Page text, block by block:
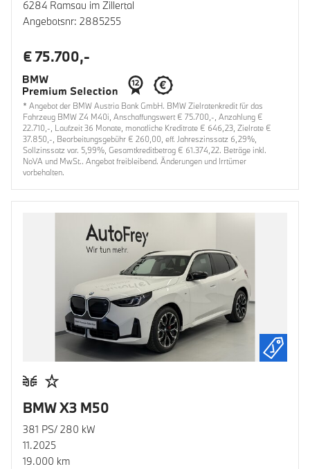
6284 Ramsau im Zillertal
Angebotsnr: 2885255
€ 75.700,-
* Angebot der BMW Austria Bank GmbH. BMW Zielratenkredit für das
Fahrzeug BMW Z4 M40i, Anschaffungswert € 75.700,-, Anzahlung €
22.710,-, Laufzeit 36 Monate, monatliche Kreditrate € 646,23, Zielrate €
37.850,-, Bearbeitungsgebühr € 260,00, eff. Jahreszinssatz 6,29%,
Sollzinssatz var. 5,99%, Gesamtkreditbetrag € 61.374,22. Beträge inkl.
NoVA und MwSt.. Angebot freibleibend. Änderungen und Irrtümer
vorbehalten.
BMW X3 M50
381 PS/ 280 kW
11.2025
19.000 km